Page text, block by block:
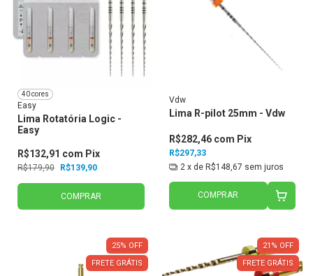
40 cores
Easy
Lima Rotatória Logic -
Easy
R$179,90 R$139,90
R$132,91 com Pix
COMPRAR
Vdw
Lima R-pilot 25mm - Vdw
R$297,33
R$282,46 com Pix
2 x de R$148,67 sem juros
COMPRAR
25% OFF
FRETE GRÁTIS
21 % OFF
FRETE GRÁTIS